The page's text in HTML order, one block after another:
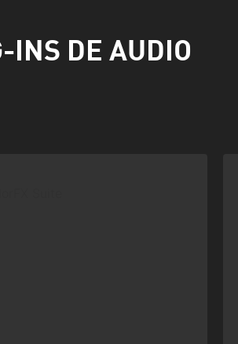
INS DE AUDIO